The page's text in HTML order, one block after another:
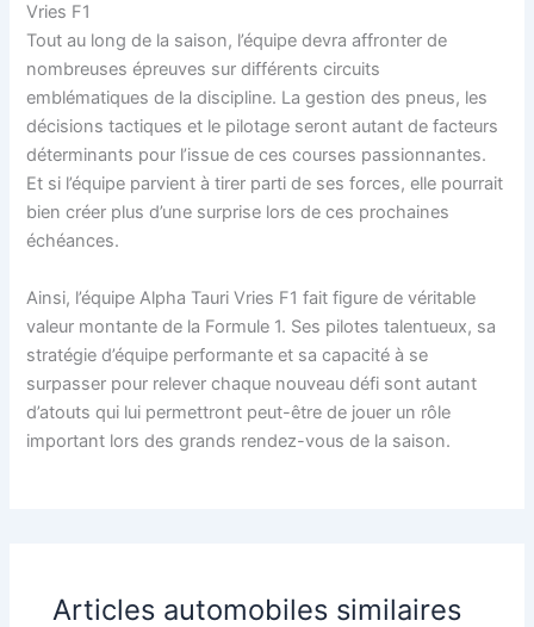
Vries F1
Tout au long de la saison, l’équipe devra affronter de
nombreuses épreuves sur différents circuits
emblématiques de la discipline. La gestion des pneus, les
décisions tactiques et le pilotage seront autant de facteurs
déterminants pour l’issue de ces courses passionnantes.
Et si l’équipe parvient à tirer parti de ses forces, elle pourrait
bien créer plus d’une surprise lors de ces prochaines
échéances.
Ainsi, l’équipe Alpha Tauri Vries F1 fait figure de véritable
valeur montante de la Formule 1. Ses pilotes talentueux, sa
stratégie d’équipe performante et sa capacité à se
surpasser pour relever chaque nouveau défi sont autant
d’atouts qui lui permettront peut-être de jouer un rôle
important lors des grands rendez-vous de la saison.
Articles automobiles similaires